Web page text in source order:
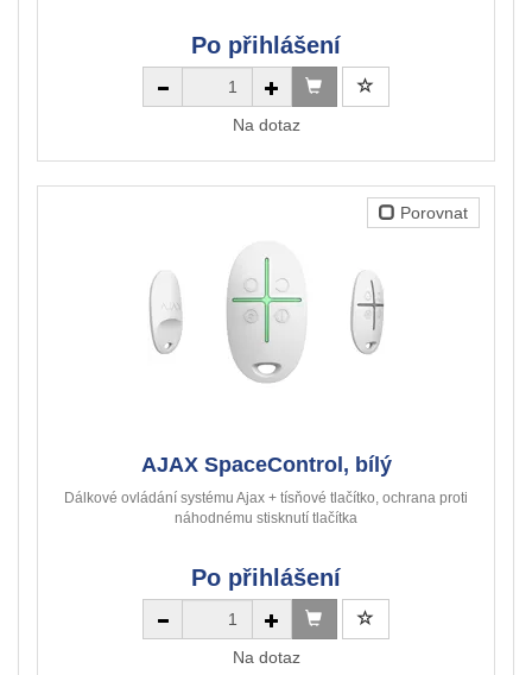
Po přihlášení
Na dotaz
Porovnat
AJAX SpaceControl, bílý
Dálkové ovládání systému Ajax + tísňové tlačítko, ochrana proti
náhodnému stisknutí tlačítka
Po přihlášení
Na dotaz